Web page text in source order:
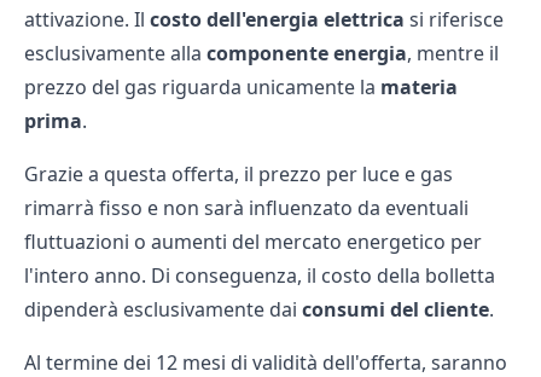
attivazione. Il costo dell'energia elettrica si riferisce
esclusivamente alla componente energia, mentre il
prezzo del gas riguarda unicamente la materia
prima.
Grazie a questa offerta, il prezzo per luce e gas
rimarrà fisso e non sarà influenzato da eventuali
fluttuazioni o aumenti del mercato energetico per
l'intero anno. Di conseguenza, il costo della bolletta
dipenderà esclusivamente dai consumi del cliente.
Al termine dei 12 mesi di validità dell'offerta, saranno